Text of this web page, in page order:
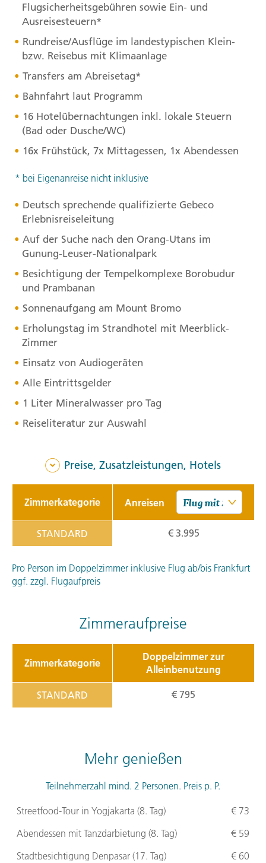
Flugsicherheitsgebühren sowie Ein- und
Ausreisesteuern*
Rundreise/Ausflüge im landestypischen Klein-
bzw. Reisebus mit Klimaanlage
Transfers am Abreisetag*
Bahnfahrt laut Programm
16 Hotelübernachtungen inkl. lokale Steuern
(Bad oder Dusche/WC)
16x Frühstück, 7x Mittagessen, 1x Abendessen
* bei Eigenanreise nicht inklusive
Deutsch sprechende qualifizierte Gebeco
Erlebnisreiseleitung
Auf der Suche nach den Orang-Utans im
Gunung-Leuser-Nationalpark
Besichtigung der Tempelkomplexe Borobudur
und Prambanan
Sonnenaufgang am Mount Bromo
Erholungstag im Strandhotel mit Meerblick-
Zimmer
Einsatz von Audiogeräten
Alle Eintrittsgelder
1 Liter Mineralwasser pro Tag
Reiseliteratur zur Auswahl
Preise, Zusatzleistungen, Hotels
Zimmerkategorie Anreisen
STANDARD € 3.995
Pro Person im Doppelzimmer inklusive Flug ab/bis Frankfurt
ggf. zzgl. Flugaufpreis
Zimmeraufpreise
Zimmerkategorie
Doppelzimmer zur
Alleinbenutzung
STANDARD € 795
Mehr genießen
Teilnehmerzahl mind. 2 Personen. Preis p. P.
Streetfood-Tour in Yogjakarta (8. Tag)
€ 73
Abendessen mit Tanzdarbietung (8. Tag)
€ 59
Stadtbesichtigung Denpasar (17. Tag)
€ 60